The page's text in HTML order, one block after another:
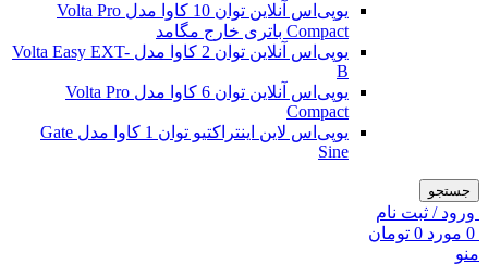
یو‌پی‌اس آنلاین توان 10 کاوا مدل Volta Pro
Compact باتری خارج مگامد
یو‌پی‌اس آنلاین توان 2 کاوا مدل Volta Easy EXT-
B
یو‌پی‌اس آنلاین توان 6 کاوا مدل Volta Pro
Compact
یو‌پی‌اس لاین اینتراکتیو توان 1 کاوا مدل Gate
Sine
جستجو
ورود / ثبت نام
0 مورد 0 تومان
منو